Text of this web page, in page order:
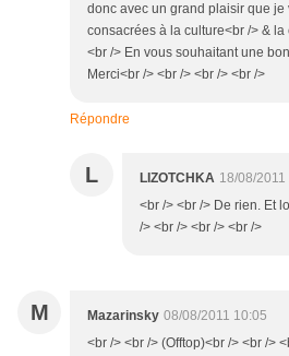
donc avec un grand plaisir que
consacrées à la culture<br /> &
<br /> En vous souhaitant une
Merci<br /> <br /> <br /> <br />
Répondre
L LIZOTCHKA 18/08/2011
<br /> <br /> De rien. Et
/> <br /> <br /> <br />
M Mazarinsky 08/08/2011 10:05
<br /> <br /> (Offtop)<br /> <br />